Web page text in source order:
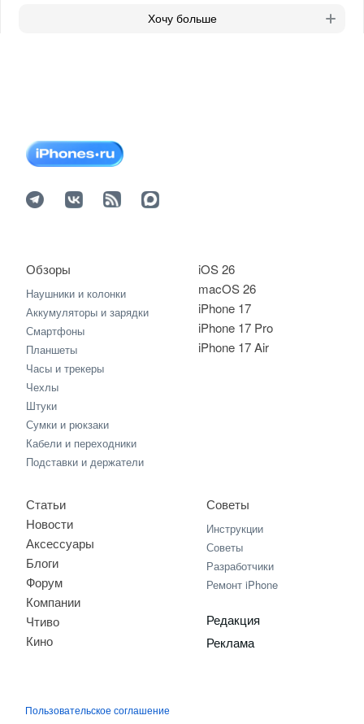
Хочу больше
iOS 26
macOS 26
iPhone 17
iPhone 17 Pro
iPhone 17 Air
Обзоры
Наушники и колонки
Аккумуляторы и зарядки
Смартфоны
Планшеты
Часы и трекеры
Чехлы
Штуки
Сумки и рюкзаки
Кабели и переходники
Подставки и держатели
Статьи
Новости
Аксессуары
Блоги
Форум
Компании
Чтиво
Кино
Советы
Инструкции
Советы
Разработчики
Ремонт iPhone
Редакция
Реклама
Пользовательское соглашение